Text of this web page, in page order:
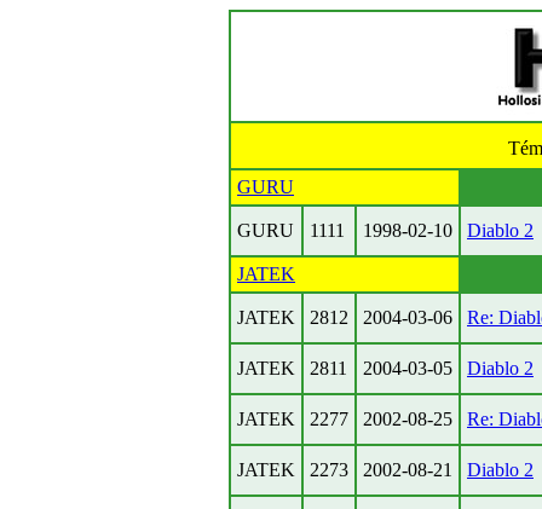
GURU
GURU 1111 1998-02-10 Diablo 2
JATEK
JATEK 2812 2004-03-06 Re:
JATEK 2811 2004-03-05 Diablo 2
JATEK 2277 2002-08-25 Re:
JATEK 2273 2002-08-21 Diablo 2